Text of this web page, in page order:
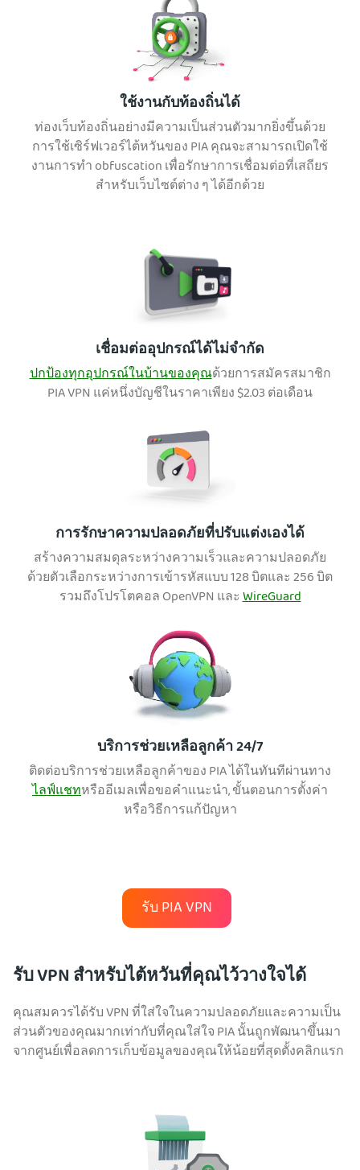
ใช้งานกับท้องถิ่นได้
ท่องเว็บท้องถิ่นอย่างมีความเป็นส่วนตัวมากยิ่งขึ้นด้วย
การใช้เซิร์ฟเวอร์ไต้หวันของ PIA คุณจะสามารถเปิดใช้
งานการทำ obfuscation เพื่อรักษาการเชื่อมต่อที่เสถียร
สำหรับเว็บไซต์ต่าง ๆ ได้อีกด้วย
เชื่อมต่ออุปกรณ์ได้ไม่จำกัด
ปกป้องทุกอุปกรณ์ในบ้านของคุณด้วยการสมัครสมาชิก
PIA VPN แค่หนึ่งบัญชีในราคาเพียง$2.03ต่อเดือน
การรักษาความปลอดภัยที่ปรับแต่งเองได้
สร้างความสมดุลระหว่างความเร็วและความปลอดภัย
ด้วยตัวเลือกระหว่างการเข้ารหัสแบบ 128 บิตและ 256 บิต
รวมถึงโปรโตคอล OpenVPN และWireGuard
บริการช่วยเหลือลูกค้า 24/7
ติดต่อบริการช่วยเหลือลูกค้าของ PIA ได้ในทันทีผ่านทาง
ไลฟ์แชทหรืออีเมลเพื่อขอคำแนะนำ, ขั้นตอนการตั้งค่า
หรือวิธีการแก้ปัญหา
รับ PIA VPN
รับ VPN สำหรับไต้หวันที่คุณไว้วางใจได้
คุณสมควรได้รับ VPN ที่ใส่ใจในความปลอดภัยและความเป็น
ส่วนตัวของคุณมากเท่ากับที่คุณใส่ใจ PIA นั้นถูกพัฒนาขึ้นมา
จากศูนย์เพื่อลดการเก็บข้อมูลของคุณให้น้อยที่สุดตั้งคลิกแรก